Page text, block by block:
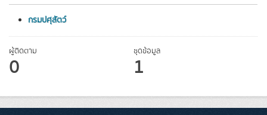
กรมปศุสัตว์
ผู้ติดตาม
0
ชุดข้อมูล
1